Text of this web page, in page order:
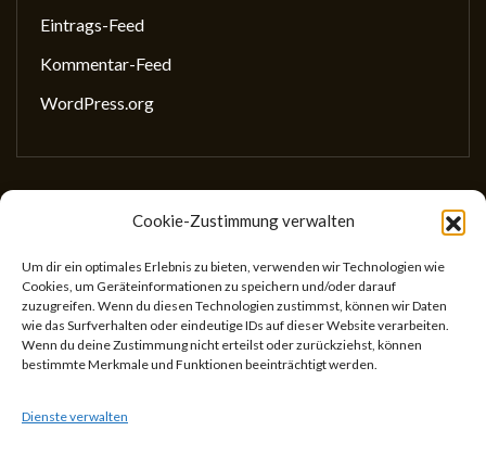
Cookie-Zustimmung verwalten
Um dir ein optimales Erlebnis zu bieten, verwenden wir Technologien wie
Cookies, um Geräteinformationen zu speichern und/oder darauf
zuzugreifen. Wenn du diesen Technologien zustimmst, können wir Daten
wie das Surfverhalten oder eindeutige IDs auf dieser Website verarbeiten.
Wenn du deine Zustimmung nicht erteilst oder zurückziehst, können
bestimmte Merkmale und Funktionen beeinträchtigt werden.
Dienste verwalten
Eintrags-Feed
Kommentar-Feed
WordPress.org
Gesellschaft für wissenschaftliches Schreiben
(GewissS)
ZVR: 746433059
Center for Teaching and Learning
Universitätsstr. 5